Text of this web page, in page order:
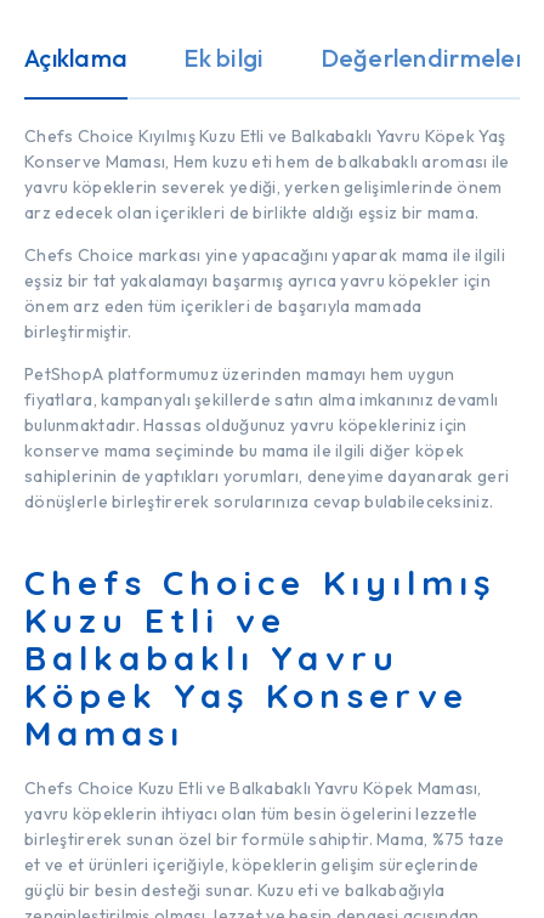
Açıklama Ek bilgi Değerlendirmeler
Chefs Choice Kıyılmış Kuzu Etli ve Balkabaklı Yavru Köpek Yaş
Konserve Maması, Hem kuzu eti hem de balkabaklı aroması ile
yavru köpeklerin severek yediği, yerken gelişimlerinde önem
arz edecek olan içerikleri de birlikte aldığı eşsiz bir mama.
Chefs Choice markası yine yapacağını yaparak mama ile ilgili
eşsiz bir tat yakalamayı başarmış ayrıca yavru köpekler için
önem arz eden tüm içerikleri de başarıyla mamada
birleştirmiştir.
PetShopA platformumuz üzerinden mamayı hem uygun
fiyatlara, kampanyalı şekillerde satın alma imkanınız devamlı
bulunmaktadır. Hassas olduğunuz yavru köpekleriniz için
konserve mama seçiminde bu mama ile ilgili diğer köpek
sahiplerinin de yaptıkları yorumları, deneyime dayanarak geri
dönüşlerle birleştirerek sorularınıza cevap bulabileceksiniz.
Chefs Choice Kıyılmış
Kuzu Etli ve
Balkabaklı Yavru
Köpek Yaş Konserve
Maması
Chefs Choice Kuzu Etli ve Balkabaklı Yavru Köpek Maması,
yavru köpeklerin ihtiyacı olan tüm besin ögelerini lezzetle
birleştirerek sunan özel bir formüle sahiptir. Mama, %75 taze
et ve et ürünleri içeriğiyle, köpeklerin gelişim süreçlerinde
güçlü bir besin desteği sunar. Kuzu eti ve balkabağıyla